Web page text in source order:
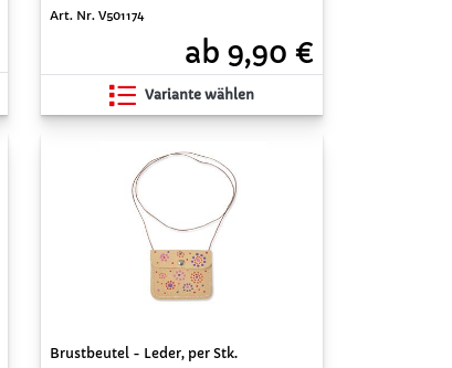
Art. Nr. V501174
ab 9,90 €
Variante wählen
Brustbeutel - Leder, per Stk.